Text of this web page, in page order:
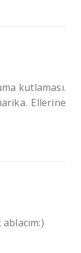
kutlaması.
Ellerine